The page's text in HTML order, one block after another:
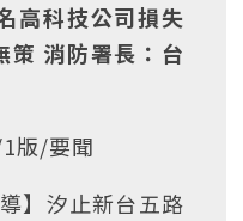
高科技公司損失
策 消防署長：台
版/要聞
】汐止新台五路